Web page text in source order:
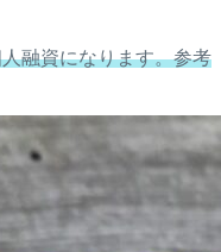
融資になります。参考